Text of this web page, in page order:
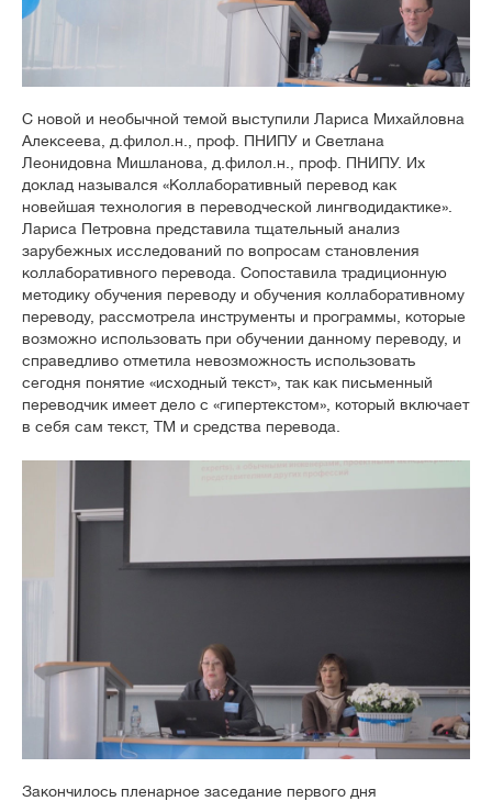
С новой и необычной темой выступили Лариса Михайловна
Алексеева, д.филол.н., проф. ПНИПУ и Светлана
Леонидовна Мишланова, д.филол.н., проф. ПНИПУ. Их
доклад назывался «Коллаборативный перевод как
новейшая технология в переводческой лингводидактике».
Лариса Петровна представила тщательный анализ
зарубежных исследований по вопросам становления
коллаборативного перевода. Сопоставила традиционную
методику обучения переводу и обучения коллаборативному
переводу, рассмотрела инструменты и программы, которые
возможно использовать при обучении данному переводу, и
справедливо отметила невозможность использовать
сегодня понятие «исходный текст», так как письменный
переводчик имеет дело с «гипертекстом», который включает
в себя сам текст, ТМ и средства перевода.
Закончилось пленарное заседание первого дня